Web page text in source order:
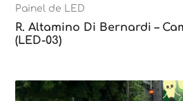
Painel de LED
R. Altamino Di Bernardi –
(LED-03)